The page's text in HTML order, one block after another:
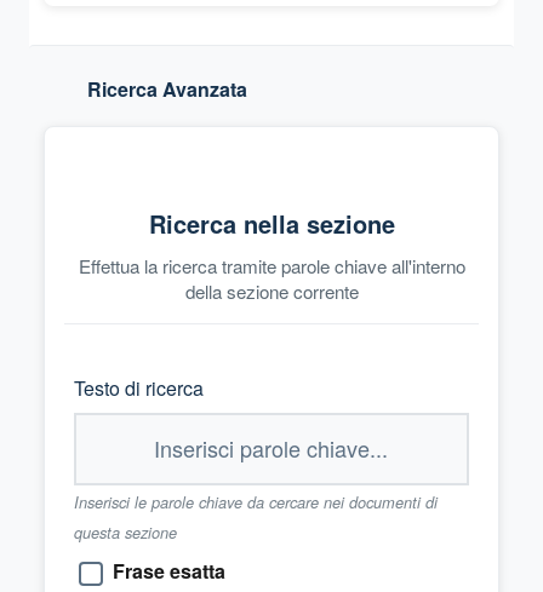
Ricerca Avanzata
Ricerca nella sezione
Effettua la ricerca tramite parole chiave all'interno
della sezione corrente
Testo di ricerca
Inserisci le parole chiave da cercare nei documenti di
questa sezione
Frase esatta